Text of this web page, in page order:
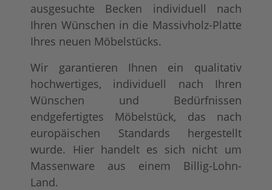
ausgesuchte Becken individuell nach
Ihren Wünschen in die Massivholz-Platte
Ihres neuen Möbelstücks.
Wir garantieren Ihnen ein qualitativ
hochwertiges, individuell nach Ihren
Wünschen und Bedürfnissen
endgefertigtes Möbelstück, das nach
europäischen Standards hergestellt
wurde. Hier handelt es sich nicht um
Massenware aus einem Billig-Lohn-
Land.